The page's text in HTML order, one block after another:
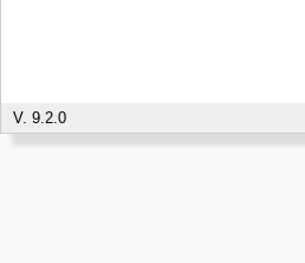
V. 9.2.0